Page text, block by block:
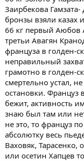
Заирбекова Гамзата-
бронзы взяли казах
66 кг первый Аюбов
третьи Авагян
француза в голден-
неправильный
грамотно в голден-
смертельно устал, не
остановки. Француз
бежит, активность
знаю был там или
не это, то француз
абсолютку весь
Ваховяк,
или осетин Хапцев